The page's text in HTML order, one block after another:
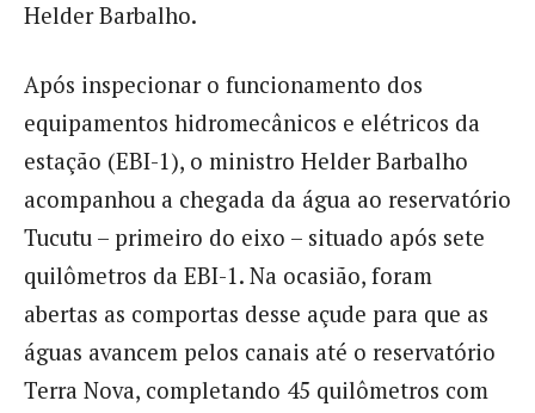
Helder Barbalho.
Após inspecionar o funcionamento dos
equipamentos hidromecânicos e elétricos da
estação (EBI-1), o ministro Helder Barbalho
acompanhou a chegada da água ao reservatório
Tucutu – primeiro do eixo – situado após sete
quilômetros da EBI-1. Na ocasião, foram
abertas as comportas desse açude para que as
águas avancem pelos canais até o reservatório
Terra Nova, completando 45 quilômetros com